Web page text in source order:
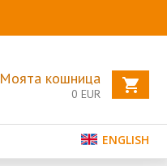
Моята кошница
0 EUR
ENGLISH